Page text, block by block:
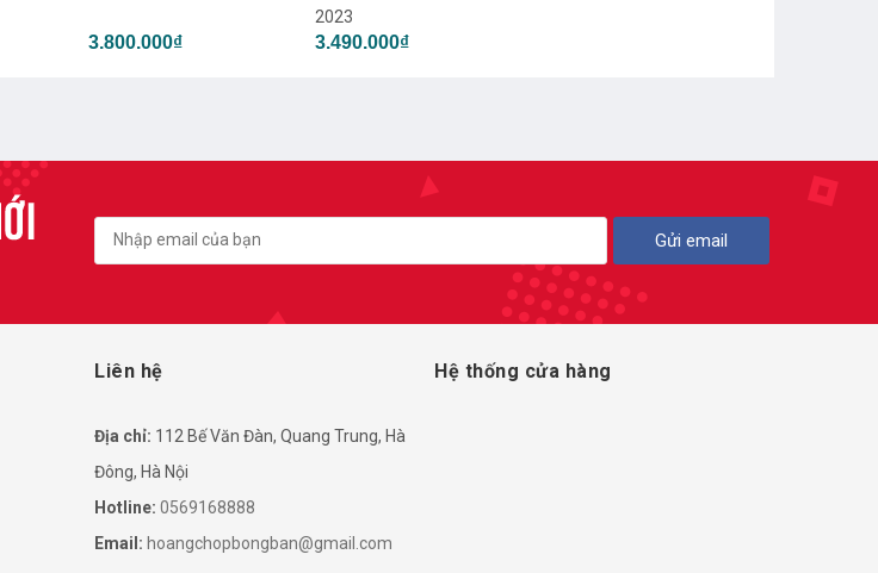
3.800.000₫
2023
3.490.000₫
Gửi email
Liên hệ
Địa chỉ: 112 Bế Văn Đàn, Quang Trung, Hà
Đông, Hà Nội
Hotline: 0569168888
Email: hoangchopbongban@gmail.com
Hệ thống cửa hàng